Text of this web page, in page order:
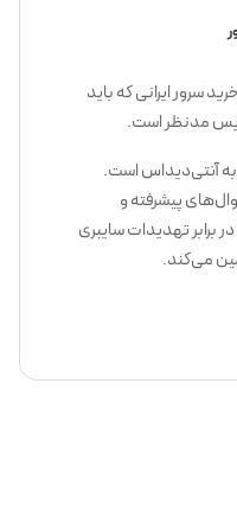
سرور ایرانی که باید
مدنظر است.
آنتی‌دیداس است.
پیشرفته و
شما در برابر تهدیدات سایبری
می‌کند.